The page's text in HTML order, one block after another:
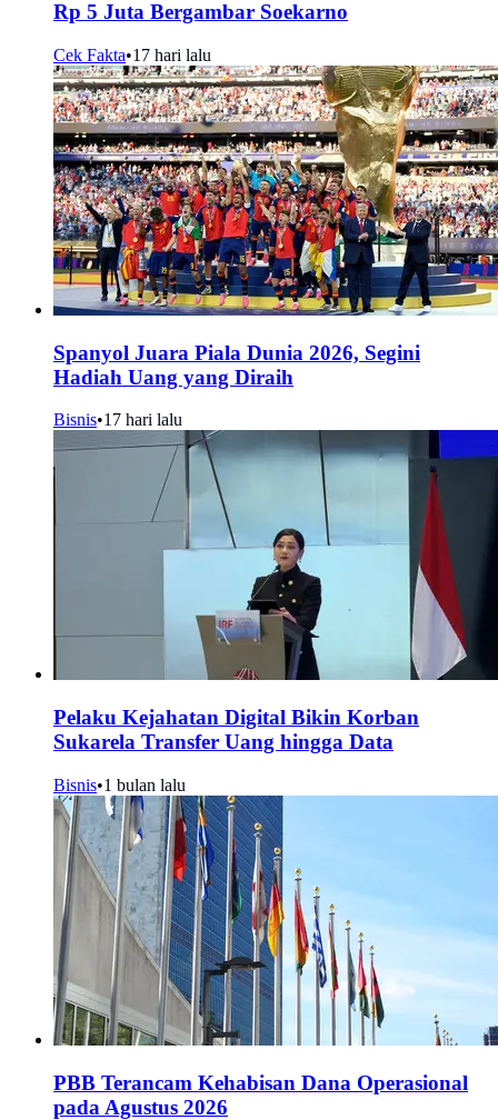
Rp 5 Juta Bergambar Soekarno
Cek Fakta•17 hari lalu
Spanyol Juara Piala Dunia 2026, Segini
Hadiah Uang yang Diraih
Bisnis•17 hari lalu
Pelaku Kejahatan Digital Bikin Korban
Sukarela Transfer Uang hingga Data
Bisnis•1 bulan lalu
PBB Terancam Kehabisan Dana Operasional
pada Agustus 2026